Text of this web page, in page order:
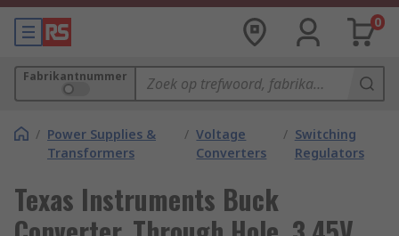
0
Fabrikantnummer
/ Power Supplies &
Transformers
/ Voltage
Converters
/ Switching
Regulators
Texas Instruments Buck